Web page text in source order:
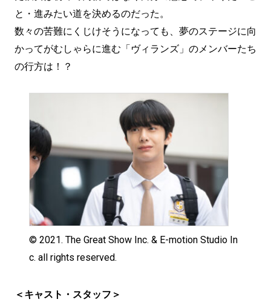
と・進みたい道を決めるのだった。
数々の苦難にくじけそうになっても、夢のステージに向
かってがむしゃらに進む「ヴィランズ」のメンバーたち
の行方は！？
© 2021. The Great Show Inc. & E-motion Studio In
c. all rights reserved.
＜キャスト・スタッフ＞